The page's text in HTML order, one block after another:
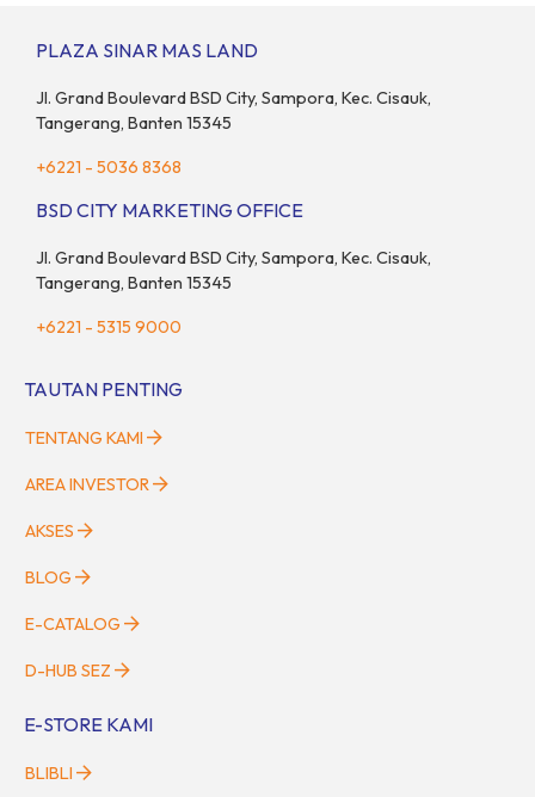
sebesar 14% dibandingkan dengan tahun sebelumnya. Kondisi
PLAZA SINAR MAS LAND
Jl. Grand Boulevard BSD City, Sampora, Kec. Cisauk,
Tangerang, Banten 15345
+6221 - 5036 8368
BSD CITY MARKETING OFFICE
Jl. Grand Boulevard BSD City, Sampora, Kec. Cisauk,
Tangerang, Banten 15345
+6221 - 5315 9000
TAUTAN PENTING
TENTANG KAMI
AREA INVESTOR
AKSES
BLOG
E-CATALOG
D-HUB SEZ
E-STORE KAMI
BLIBLI